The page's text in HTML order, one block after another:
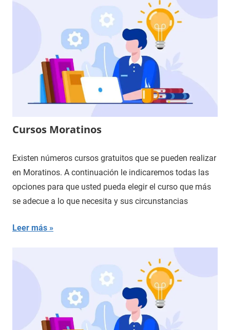
Cursos Moratinos
Existen números cursos gratuitos que se pueden realizar
en Moratinos. A continuación le indicaremos todas las
opciones para que usted pueda elegir el curso que más
se adecue a lo que necesita y sus circunstancias
Leer más